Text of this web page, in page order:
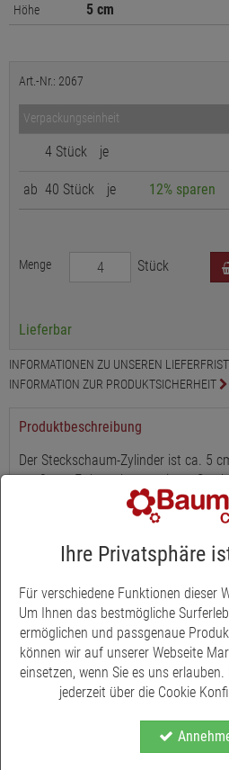
Höhe 5 cm
Art.-Nr.: 2067
Verpackungseinheit
4 Stück je
ab 40 Stück je 12% sparen
Menge Stück
Lieferbar
INFORMATIONEN ZU UNSEREN
INFORMATION ZUR PRODUKTSICHERHEIT
Produktbeschreibung
Der Steckschaum-Zylinder ist ca. 5
ca. 8 cm. Er besteht aus einem
Phenolharzbasis und ist ideal für
Nach dem Einnässen mit Wasser
Ihre Privatsphäre
Für verschiedene Funktionen dieser
Um Ihnen das bestmögliche
ermöglichen und passgenaue
können wir auf unserer Webseite
einsetzen, wenn Sie es uns
jederzeit über die Cookie